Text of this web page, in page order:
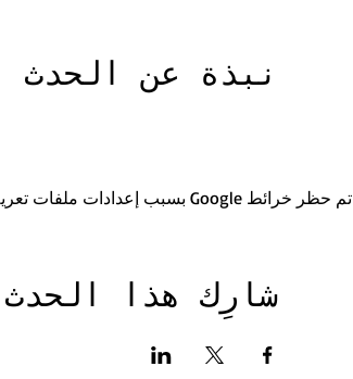
نبذة عن الحدث
تم حظر خرائط Google بسبب إعدادات ملفات تعريف الارتباط التحليلية والوظيفية لديك.
شارِك هذا الحدث